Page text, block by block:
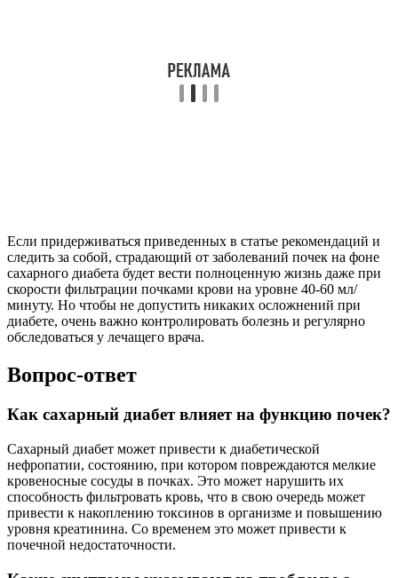
Если придерживаться приведенных в статье рекомендаций и
следить за собой, страдающий от заболеваний почек на фоне
сахарного диабета будет вести полноценную жизнь даже при
скорости фильтрации почками крови на уровне 40-60 мл/
минуту. Но чтобы не допустить никаких осложнений при
диабете, очень важно контролировать болезнь и регулярно
обследоваться у лечащего врача.
Вопрос-ответ
Как сахарный диабет влияет на функцию почек?
Сахарный диабет может привести к диабетической
нефропатии, состоянию, при котором повреждаются мелкие
кровеносные сосуды в почках. Это может нарушить их
способность фильтровать кровь, что в свою очередь может
привести к накоплению токсинов в организме и повышению
уровня креатинина. Со временем это может привести к
почечной недостаточности.